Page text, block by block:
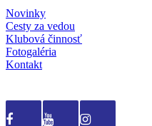
Novinky
Cesty za vedou
Klubová činnosť
Fotogaléria
Kontakt